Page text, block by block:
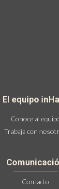
El equipo
Conoce al
Trabaja con
Contacto